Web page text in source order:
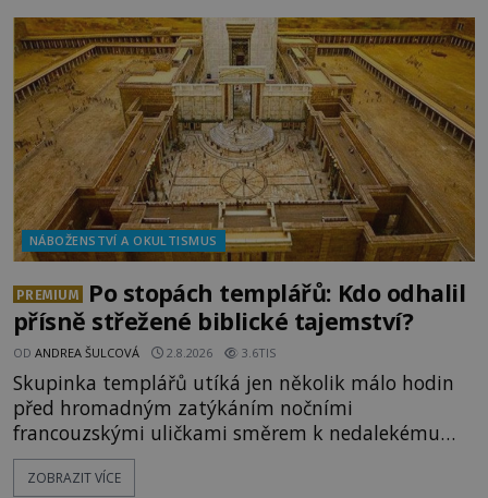
osobností ochraňují? Na hřbitově u kláštera
Milosrdných
NÁBOŽENSTVÍ A OKULTISMUS
PREMIUM
Po stopách templářů: Kdo odhalil
přísně střežené biblické tajemství?
OD ANDREA ŠULCOVÁ 2.8.2026 3.6TIS
Skupinka templářů utíká jen několik málo hodin
před hromadným zatýkáním nočními
francouzskými uličkami směrem k nedalekému
přístavu. Jeden z nich má přes ramena ranec s
tajemným obsahem. Kapitán lodi už na ně čeká.
ZOBRAZIT VÍCE